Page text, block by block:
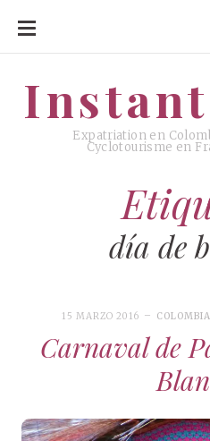
SKIP
CONTENT
Expatriation en
Cyclotourisme en
Instant
día de
15 MARZO 2016 COLOMBIA
Carnaval de